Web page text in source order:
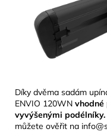
Díky dvěma sadám
ENVIO 120WN vhodné
vyvýšenými podélníky.
můžete ověřit na